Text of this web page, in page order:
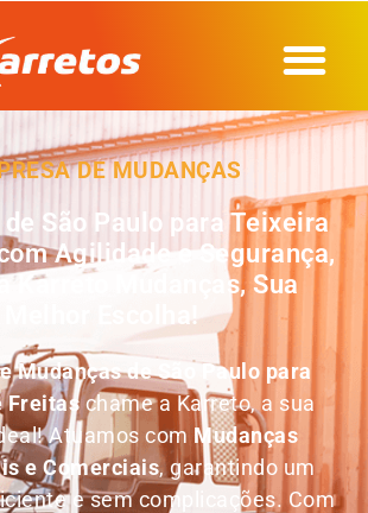
DE MUDANÇAS
São Paulo para Teixeira
Agilidade e Segurança,
Karreto Mudanças, Sua
Melhor Escolha!
Mudanças de São Paulo para
Freitaschame a Karreto, a sua
Atuamos com Mudanças
e Comerciais, garantindo um
e sem complicações. Com